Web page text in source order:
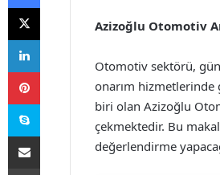
Azizoğlu Otomotiv
Otomotiv sektörü,
onarım hizmetlerinde
biri olan Azizoğlu
çekmektedir. Bu
değerlendirme
X
LinkedIn
Pinterest
Skype
E-Posta ile paylaş